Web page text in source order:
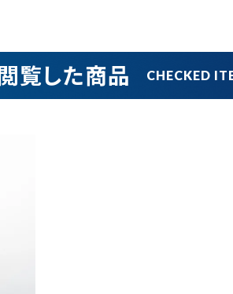
覧した商品